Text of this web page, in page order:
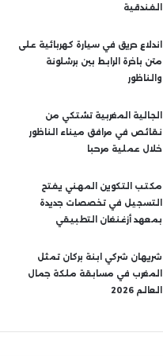
الفندقية
اندلاع حريق في سيارة كهربائية على
متن باخرة الرابط بين برشلونة
والناظور
الجالية المغربية تشتكي من
نقائص في مرافق ميناء الناظور
خلال عملية مرحبا
مكتب التكوين المهني يفتح
التسجيل في تخصصات جديدة
بمعهد أزغنغان التطبيقي
شريهان شركي ابنة بركان تمثل
المغرب في مسابقة ملكة جمال
العالم 2026